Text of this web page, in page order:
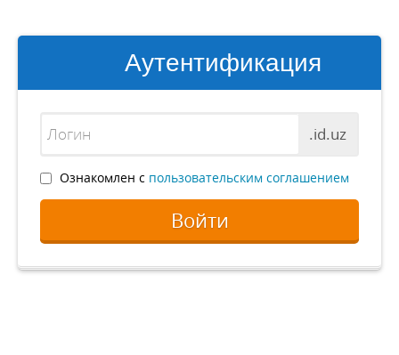
Аутентификация
.id.uz
Ознакомлен с пользовательским соглашением
Войти